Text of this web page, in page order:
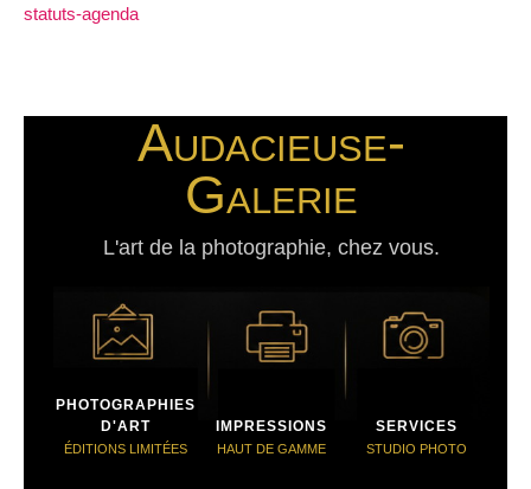
statuts-agenda
Audacieuse-
Galerie
L'art de la photographie, chez vous.
PHOTOGRAPHIES
D'ART
ÉDITIONS LIMITÉES
IMPRESSIONS
HAUT DE GAMME
SERVICES
STUDIO PHOTO